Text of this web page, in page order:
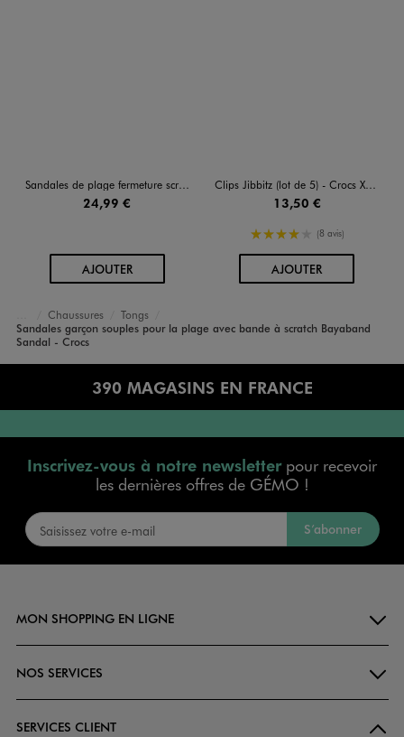
Sandales de plage fermeture scratch fille - Crocs
24,99 €
AJOUTERAU PANIER
Clips Jibbitz (lot de 5) - Crocs X Pokemon
13,50 €
4/5 de moyenne
(8 avis)
AJOUTERAU PANIER
Accueil
Garçon
Chaussures
Tongs
Sandales garçon souples pour la plage avec bande à scratch Bayaband
Sandal - Crocs
390 MAGASINS EN FRANCE
Inscrivez-vous à notre newsletterpour recevoir
les dernières offres de GÉMO !
S’abonner
MON SHOPPING EN LIGNE
NOS SERVICES
SERVICES CLIENT